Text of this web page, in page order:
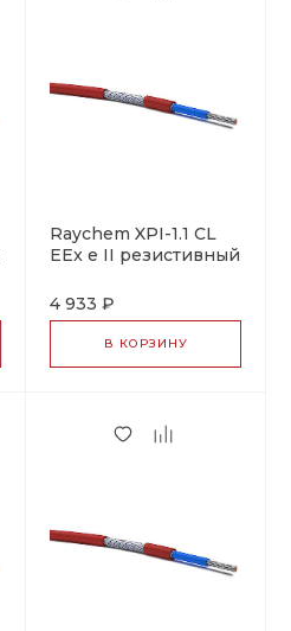
Raychem XPI-1.1 CL
EEx e II резистивный
4 933 ₽
В КОРЗИНУ